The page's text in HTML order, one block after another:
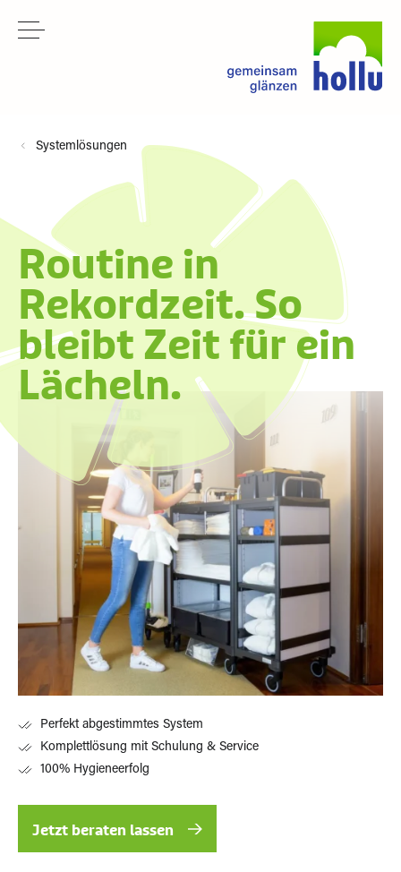
Systemlösungen
Routine in
Rekordzeit. So
bleibt Zeit für ein
Lächeln.
Perfekt abgestimmtes System
Komplettlösung mit Schulung & Service
100% Hygieneerfolg
Jetzt beraten lassen